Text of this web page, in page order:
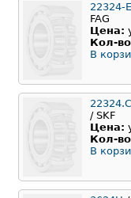
22324-
FAG
Цена:
Кол-
В
/ SKF
Цена:
Кол-
В